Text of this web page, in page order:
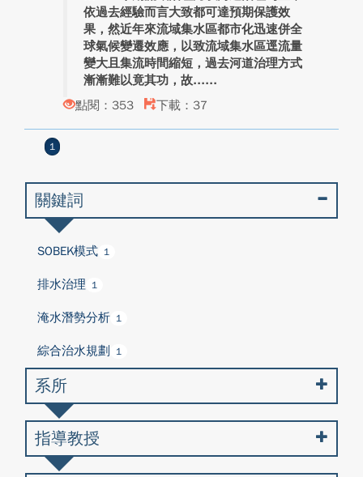
依過去經驗而言大致都可達預期保護效
果，然近年來流域集水區都市化迅速併全
球氣候變遷效應，以致流域集水區逕流量
變大且集流時間縮短，過去河道治理方式
漸漸難以竟其功，故...
點閱：353
下載：37
1
關鍵詞
SOBEK模式 1
排水治理 1
淹水潛勢分析 1
綜合治水規劃 1
系所
指導教授